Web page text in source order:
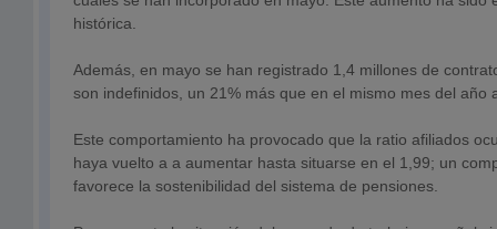
histórica.
Además, en mayo se han registrado 1,4 millones de
son indefinidos, un 21% más que en el mismo mes del año
Este comportamiento ha provocado que la ratio afiliados
haya vuelto a a aumentar hasta situarse en el 1,99; un
favorece la sostenibilidad del sistema de pensiones.